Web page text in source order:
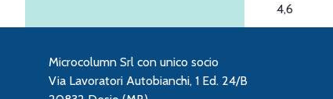
4,6
Microcolumn Srl con unico socio
Via Lavoratori Autobianchi, 1 Ed. 24/B